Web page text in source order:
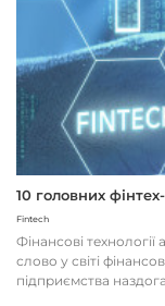
10 головних
Fintech
Фінансові
слово у світі
підприємства